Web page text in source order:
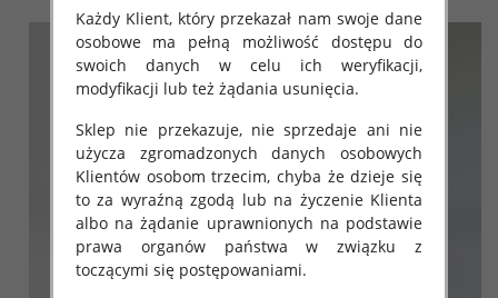
Każdy Klient, który przekazał nam swoje dane
osobowe ma pełną możliwość dostępu do
swoich danych w celu ich weryfikacji,
modyfikacji lub też żądania usunięcia.
Sklep nie przekazuje, nie sprzedaje ani nie
użycza zgromadzonych danych osobowych
Klientów osobom trzecim, chyba że dzieje się
to za wyraźną zgodą lub na życzenie Klienta
albo na żądanie uprawnionych na podstawie
prawa organów państwa w związku z
toczącymi się postępowaniami.